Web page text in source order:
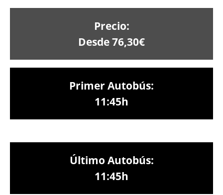
Precio:
Desde 76,30€
Primer Autobús:
11:45h
Último Autobús:
11:45h